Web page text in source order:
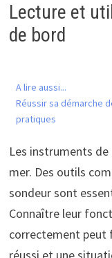
Lecture et
de bord
A lire aussi...
Réussir sa démarche
pratiques
Les instruments
mer. Des outils
sondeur sont
Connaître leur
correctement peut